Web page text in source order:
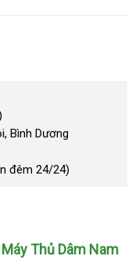
Bình Dương
đêm 24/24)
Thủ Dâm Nam